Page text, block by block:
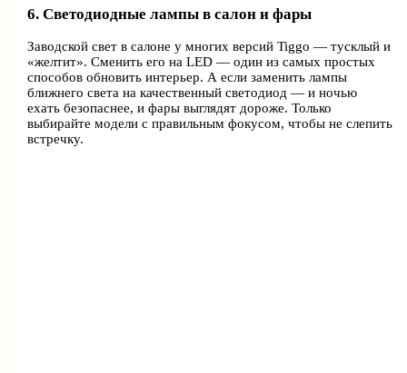
6. Светодиодные лампы в салон и фары
Заводской свет в салоне у многих версий Tiggo — тусклый и
«желтит». Сменить его на LED — один из самых простых
способов обновить интерьер. А если заменить лампы
ближнего света на качественный светодиод — и ночью
ехать безопаснее, и фары выглядят дороже. Только
выбирайте модели с правильным фокусом, чтобы не слепить
встречку.